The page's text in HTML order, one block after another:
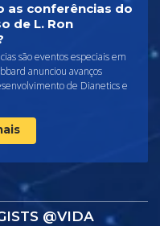
as conferências do
de L. Ron
são eventos especiais em
anunciou avanços
de Dianetics e
@VIDA